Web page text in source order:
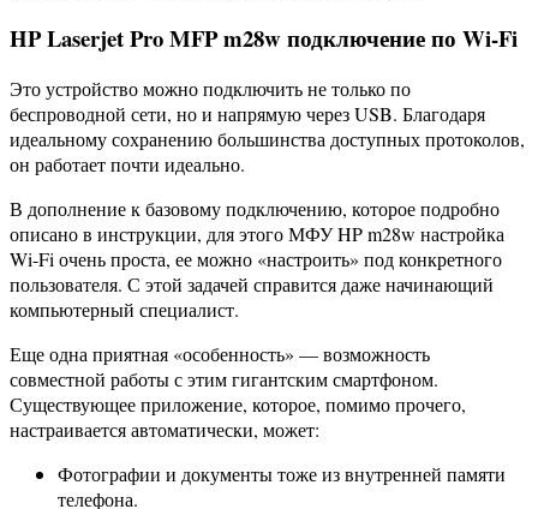
HP Laserjet Pro MFP m28w подключение по Wi-Fi
Это устройство можно подключить не только по
беспроводной сети, но и напрямую через USB. Благодаря
идеальному сохранению большинства доступных протоколов,
он работает почти идеально.
В дополнение к базовому подключению, которое подробно
описано в инструкции, для этого МФУ HP m28w настройка
Wi-Fi очень проста, ее можно «настроить» под конкретного
пользователя. С этой задачей справится даже начинающий
компьютерный специалист.
Еще одна приятная «особенность» — возможность
совместной работы с этим гигантским смартфоном.
Существующее приложение, которое, помимо прочего,
настраивается автоматически, может:
Фотографии и документы тоже из внутренней памяти
телефона.